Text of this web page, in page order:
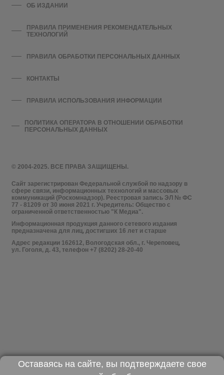
© 2004-2025. ВСЕ ПРАВА ЗАЩИЩЕНЫ.
Сайт зарегистрирован Федеральной службой по надзору в
сфере связи, информационных технологий и массовых
коммуникаций (Роскомнадзор). Реестровая запись ЭЛ № ФС
77 - 81209 от 30 июня 2021 г. Учредитель: Общество с
ограниченной ответственностью "К Медиа".
Информационная продукция данного сетевого издания
предназначена для лиц, достигших 16 лет и старше
Адрес редакции 162612, Вологодская обл., г. Череповец,
ул. Гоголя, д. 43, телефон +7 (8202) 28-20-40
ОБ ИЗДАНИИ
ПРАВИЛА ПРИМЕНЕНИЯ РЕКОМЕНДАТЕЛЬНЫХ
ТЕХНОЛОГИЙ
ПРАВИЛА ОБРАБОТКИ ПЕРСОНАЛЬНЫХ ДАННЫХ
КОНТАКТЫ
ПРАВИЛА ИСПОЛЬЗОВАНИЯ ИНФОРМАЦИИ
ПОЛИТИКА ОПЕРАТОРА В ОТНОШЕНИИ ОБРАБОТКИ
ПЕРСОНАЛЬНЫХ ДАННЫХ
Оставаясь на сайте, вы подтверждаете свое